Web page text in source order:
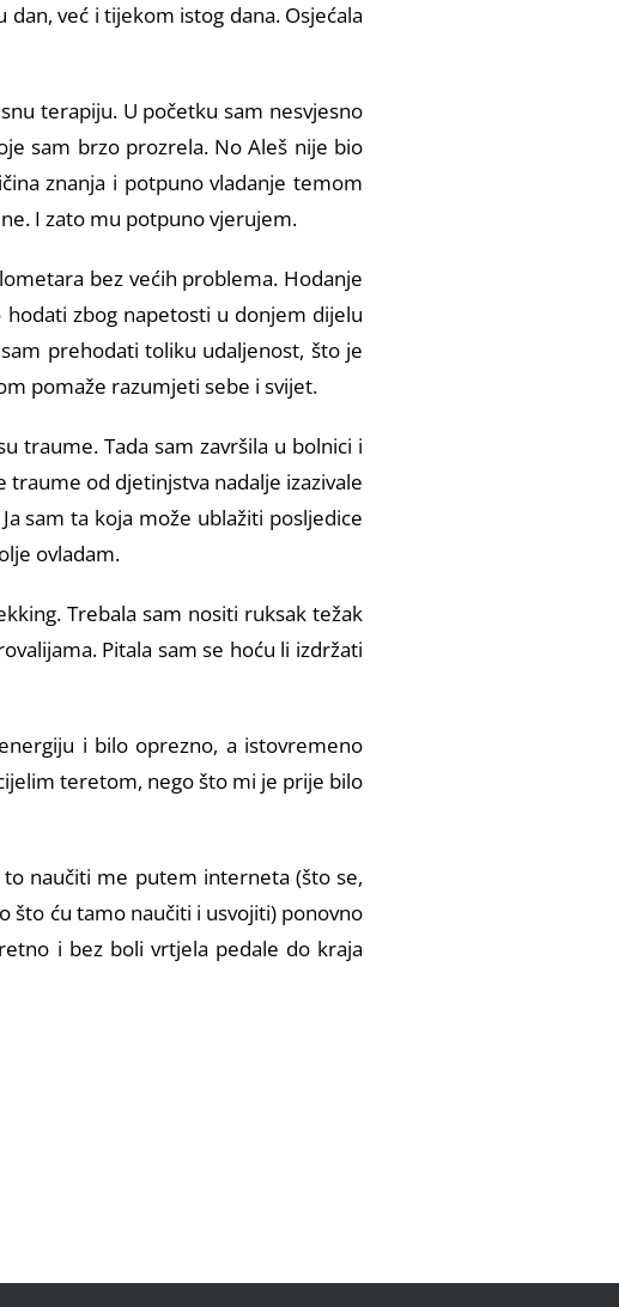
već i tijekom istog dana. Osjećala
terapiju. U početku sam nesvjesno
sam brzo prozrela. No Aleš nije bio
znanja i potpuno vladanje temom
I zato mu potpuno vjerujem.
bez većih problema. Hodanje
zbog napetosti u donjem dijelu
prehodati toliku udaljenost, što je
pomaže razumjeti sebe i svijet.
traume. Tada sam završila u bolnici i
od djetinjstva nadalje izazivale
sam ta koja može ublažiti posljedice
ovladam.
Trebala sam nositi ruksak težak
Pitala sam se hoću li izdržati
i bilo oprezno, a istovremeno
teretom, nego što mi je prije bilo
naučiti me putem interneta (što se,
što ću tamo naučiti i usvojiti) ponovno
i bez boli vrtjela pedale do kraja